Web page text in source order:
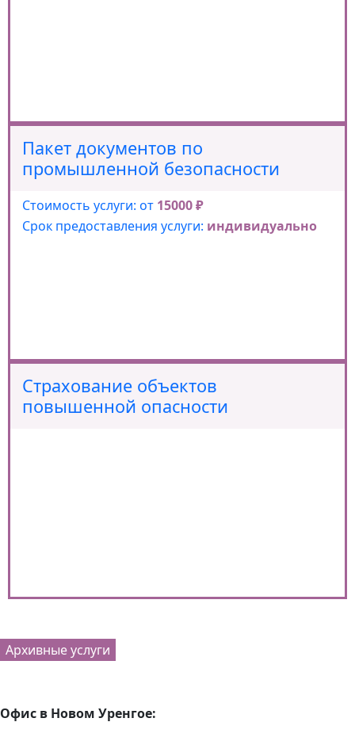
Пакет документов по
промышленной безопасности
Стоимость услуги: от 15000 ₽
Срок предоставления услуги: индивидуально
Страхование объектов
повышенной опасности
Архивные услуги
Офис в Новом Уренгое: